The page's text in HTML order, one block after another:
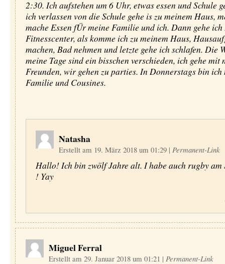
2:30. Ich aufstehen um 6 Uhr, etwas essen und Schule
ich verlassen von die Schule gehe is zu meinem Haus,
mache Essen fÜr meine Familie und ich. Dann gehe ich
Fitnesscenter, als komme ich zu meinem Haus,
machen, Bad nehmen und letzte gehe ich schlafen. Die
meine Tage sind ein bisschen verschieden, ich gehe mit
Freunden, wir gehen zu parties. In Donnerstags bin ich
Familie und Cousines.
Natasha
Erstellt am 19. März 2018 um 01:29 | Permanent-Link
Hallo! Ich bin zwölf Jahre alt. I habe auch rugby am
! Yay
Miguel Ferral
Erstellt am 29. Januar 2018 um 01:21 | Permanent-Link